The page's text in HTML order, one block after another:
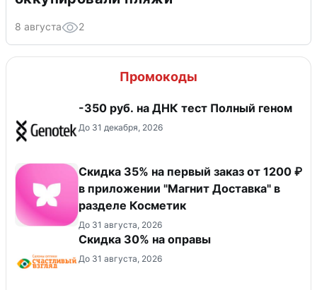
8 августа 2
Промокоды
-350 руб. на ДНК тест Полный геном
До 31 декабря, 2026
​Скидка 35% на первый заказ от 1200 ₽
в приложении "Магнит Доставка"​ в
разделе Косметик
До 31 августа, 2026
Скидка 30% на оправы
До 31 августа, 2026